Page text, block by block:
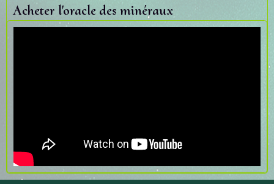
Acheter l'oracle des minéraux